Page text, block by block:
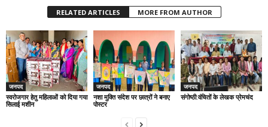
RELATED ARTICLES MORE FROM AUTHOR
जनपद
स्वरोजगार हेतु महिलाओं को दिया गया
सिलाई मशीन
जनपद
नशा मुक्ति संदेश पर छात्रों ने बनाए
पोस्टर
जनपद
संगोष्ठी:वंचितों के लेखक प्रेमचंद